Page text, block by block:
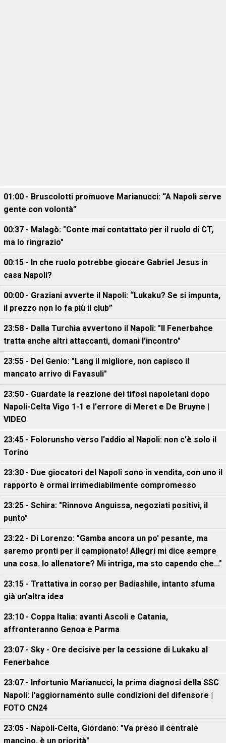
01:00 - Bruscolotti promuove Marianucci: “A Napoli serve
gente con volontà”
00:37 - Malagò: "Conte mai contattato per il ruolo di CT,
ma lo ringrazio"
00:15 - In che ruolo potrebbe giocare Gabriel Jesus in
casa Napoli?
00:00 - Graziani avverte il Napoli: “Lukaku? Se si impunta,
il prezzo non lo fa più il club”
23:58 - Dalla Turchia avvertono il Napoli: "Il Fenerbahce
tratta anche altri attaccanti, domani l'incontro"
23:55 - Del Genio: "Lang il migliore, non capisco il
mancato arrivo di Favasuli"
23:50 - Guardate la reazione dei tifosi napoletani dopo
Napoli-Celta Vigo 1-1 e l'errore di Meret e De Bruyne |
VIDEO
23:45 - Folorunsho verso l'addio al Napoli: non c'è solo il
Torino
23:30 - Due giocatori del Napoli sono in vendita, con uno il
rapporto è ormai irrimediabilmente compromesso
23:25 - Schira: "Rinnovo Anguissa, negoziati positivi, il
punto"
23:22 - Di Lorenzo: "Gamba ancora un po' pesante, ma
saremo pronti per il campionato! Allegri mi dice sempre
una cosa. Io allenatore? Mi intriga, ma sto capendo che..."
23:15 - Trattativa in corso per Badiashile, intanto sfuma
già un'altra idea
23:10 - Coppa Italia: avanti Ascoli e Catania,
affronteranno Genoa e Parma
23:07 - Sky - Ore decisive per la cessione di Lukaku al
Fenerbahce
23:07 - Infortunio Marianucci, la prima diagnosi della SSC
Napoli: l'aggiornamento sulle condizioni del difensore |
FOTO CN24
23:05 - Napoli-Celta, Giordano: "Va preso il centrale
mancino, è un priorità"